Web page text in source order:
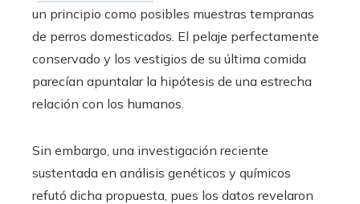
un principio como posibles muestras tempranas
de perros domesticados. El pelaje perfectamente
conservado y los vestigios de su última comida
parecían apuntalar la hipótesis de una estrecha
relación con los humanos.
Sin embargo, una investigación reciente
sustentada en análisis genéticos y químicos
refutó dicha propuesta, pues los datos revelaron